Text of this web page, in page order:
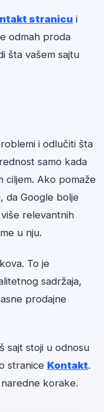
stranicu i
odmah proda
šta vašem sajtu
i odlučiti šta
samo kada
ciljem. Ako pomaže
da Google bolje
relevantnih
u nju.
To je
sadržaja,
prodajne
sajt stoji u odnosu
stranice Kontakt.
korake.